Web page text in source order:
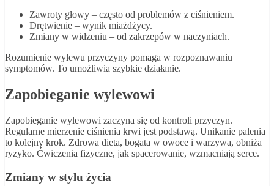
Zawroty głowy – często od problemów z ciśnieniem.
Drętwienie – wynik miażdżycy.
Zmiany w widzeniu – od zakrzepów w naczyniach.
Rozumienie wylewu przyczyny pomaga w rozpoznawaniu
symptomów. To umożliwia szybkie działanie.
Zapobieganie wylewowi
Zapobieganie wylewowi zaczyna się od kontroli przyczyn.
Regularne mierzenie ciśnienia krwi jest podstawą. Unikanie palenia
to kolejny krok. Zdrowa dieta, bogata w owoce i warzywa, obniża
ryzyko. Ćwiczenia fizyczne, jak spacerowanie, wzmacniają serce.
Zmiany w stylu życia